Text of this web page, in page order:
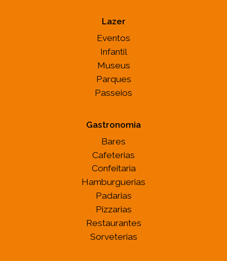
Lazer
Eventos
Infantil
Museus
Parques
Passeios
Gastronomia
Bares
Cafeterias
Confeitaria
Hamburguerias
Padarias
Pizzarias
Restaurantes
Sorveterias